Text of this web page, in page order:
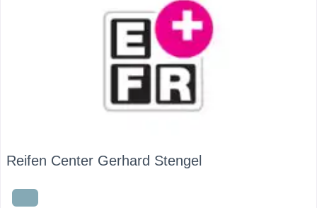
Reifen Center Gerhard Stengel